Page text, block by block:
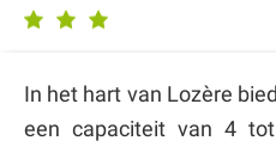
In het hart van Lozère
een capaciteit van 4